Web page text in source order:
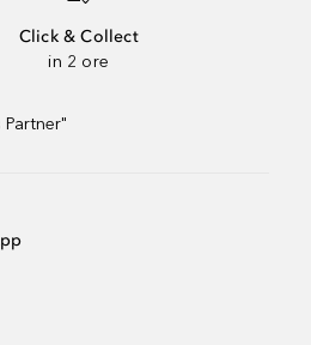
Click & Collect
in 2 ore